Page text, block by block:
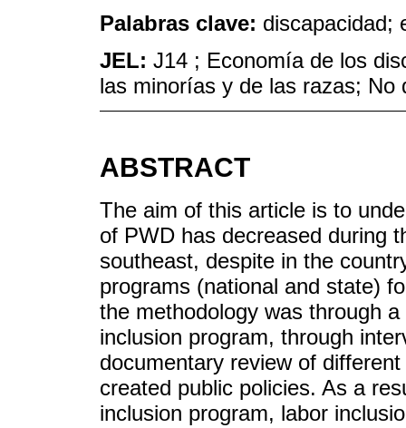
Palabras clave: discapacidad;
JEL: J14 ; Economía de los
las minorías y de las razas; No
ABSTRACT
The aim of this article is to
of PWD has decreased during
southeast, despite in the
programs (national and state)
the methodology was through
inclusion program, through
documentary review of
created public policies. As a
inclusion program, labor